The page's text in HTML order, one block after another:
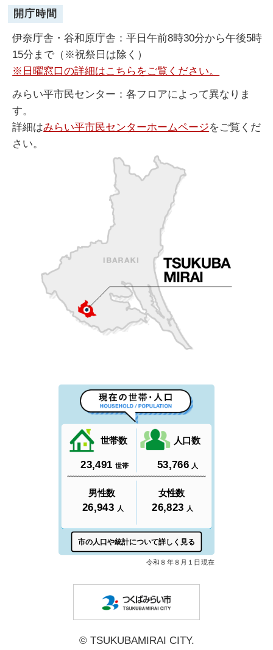
開庁時間
伊奈庁舎・谷和原庁舎：平日午前8時30分から午後5時
15分まで（※祝祭日は除く）
※日曜窓口の詳細はこちらをご覧ください。
みらい平市民センター：各フロアによって異なりま
す。
詳細はみらい平市民センターホームページをご覧くだ
さい。
© TSUKUBAMIRAI CITY.